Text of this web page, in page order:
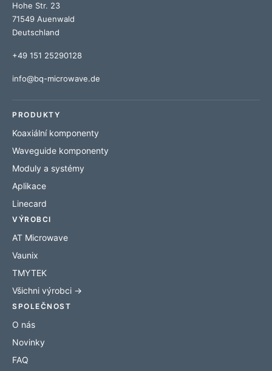
Hohe Str. 23
71549 Auenwald
Deutschland
+49 151 25290128
info@bq-microwave.de
PRODUKTY
Koaxiální komponenty
Waveguide komponenty
Moduly a systémy
Aplikace
Linecard
VÝROBCI
AT Microwave
Vaunix
TMYTEK
Všichni výrobci →
SPOLEČNOST
O nás
Novinky
FAQ